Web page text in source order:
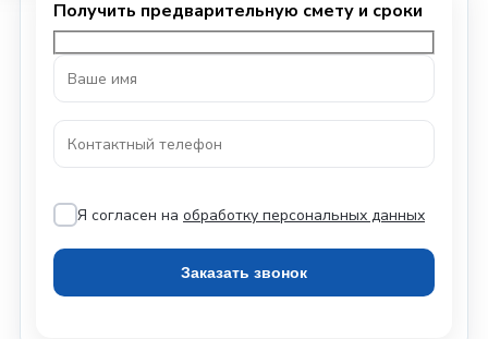
Я согласен на обработку персональных данных